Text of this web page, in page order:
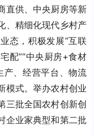
直供、中央厨房等新
、精细化现代乡村产
态，积极发展“互联
配”“中央厨房+食材
产、经营平台、物流
模式。举办农村创业
三批全国农村创新创
企业家典型和第二批